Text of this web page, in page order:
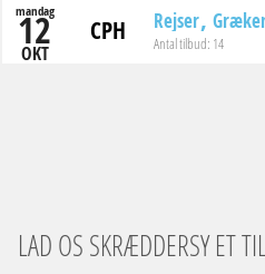
mandag
12
OKT
CPH Rejser
Antal tilbud: 14
LAD OS SKRÆDDERSY ET